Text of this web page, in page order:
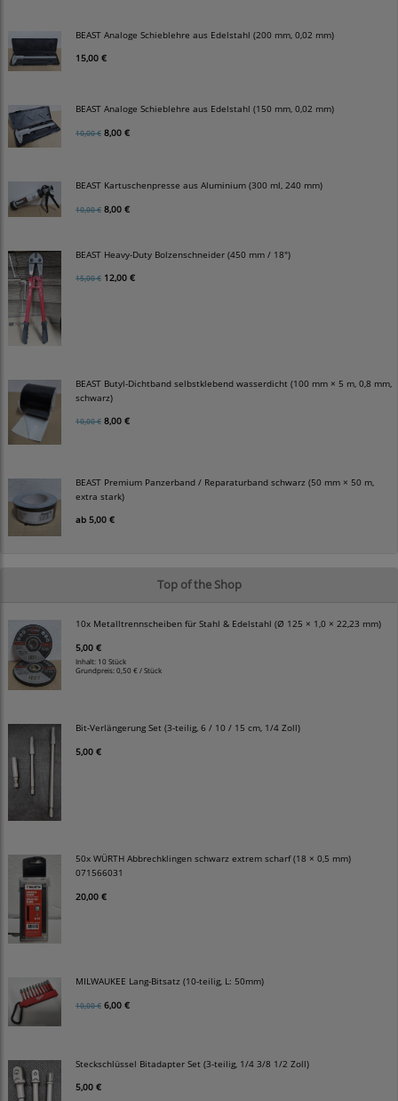
BEAST Analoge Schieblehre aus Edelstahl (200 mm, 0,02 mm)
15,00 €
BEAST Analoge Schieblehre aus Edelstahl (150 mm, 0,02 mm)
10,00 € 8,00 €
BEAST Kartuschenpresse aus Aluminium (300 ml, 240 mm)
10,00 € 8,00 €
BEAST Heavy-Duty Bolzenschneider (450 mm / 18")
15,00 € 12,00 €
BEAST Butyl-Dichtband selbstklebend wasserdicht (100 mm × 5 m, 0,8 mm,
schwarz)
10,00 € 8,00 €
BEAST Premium Panzerband / Reparaturband schwarz (50 mm × 50 m,
extra stark)
ab 5,00 €
Top of the Shop
10x Metalltrennscheiben für Stahl & Edelstahl (Ø 125 × 1,0 × 22,23 mm)
5,00 €
Inhalt: 10 Stück
Grundpreis:0,50 € / Stück
Bit-Verlängerung Set (3-teilig, 6 / 10 / 15 cm, 1/4 Zoll)
5,00 €
50x WÜRTH Abbrechklingen schwarz extrem scharf (18 × 0,5 mm)
071566031
20,00 €
MILWAUKEE Lang-Bitsatz (10-teilig, L: 50mm)
10,00 € 6,00 €
Steckschlüssel Bitadapter Set (3-teilig, 1/4 3/8 1/2 Zoll)
5,00 €